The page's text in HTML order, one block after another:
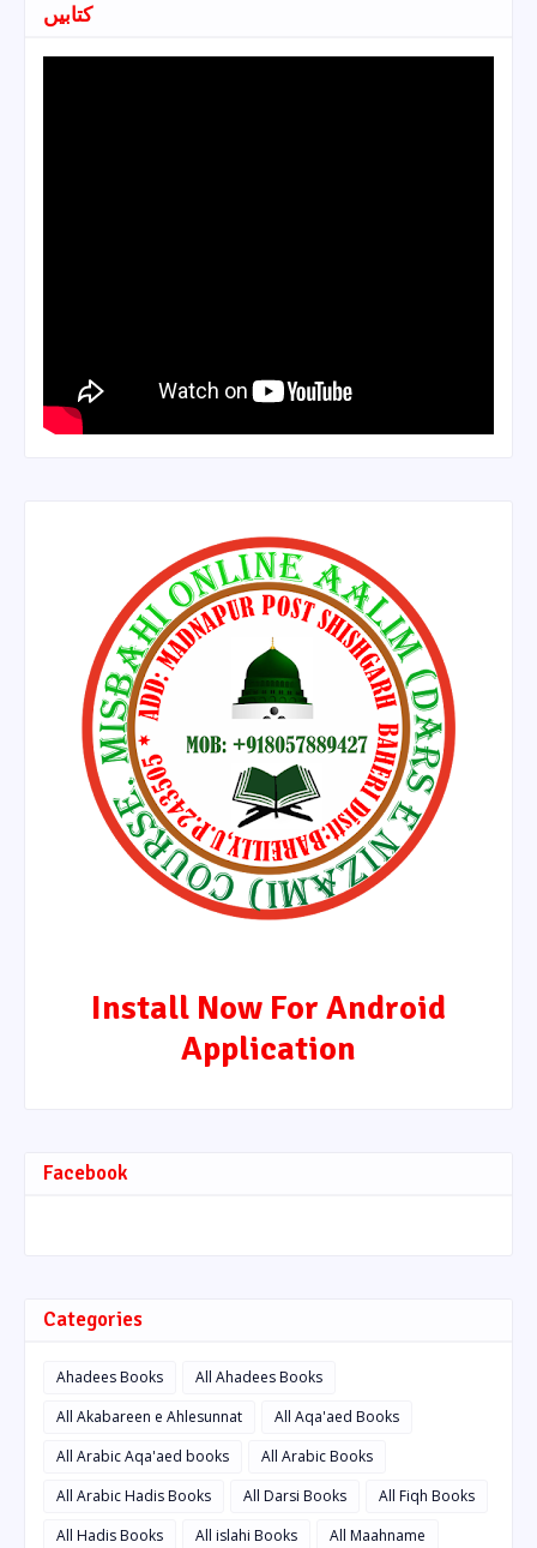
کتابیں
Install Now For Android
Application
Facebook
Categories
Ahadees Books
All Ahadees Books
All Akabareen e Ahlesunnat
All Aqa'aed Books
All Arabic Aqa'aed books
All Arabic Books
All Arabic Hadis Books
All Darsi Books
All Fiqh Books
All Hadis Books
All islahi Books All Maahname